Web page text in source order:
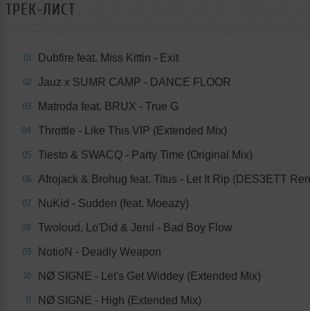
ТРЕК-ЛИСТ
01 Dubfire feat. Miss Kittin - Exit
02 Jauz x SUMR CAMP - DANCE FLOOR
03 Matroda feat. BRUX - True G
04 Throttle - Like This VIP (Extended Mix)
05 Tiesto & SWACQ - Party Time (Original Mix)
06 Afrojack & Brohug feat. Titus - Let It Rip (DES3ETT
07 NuKid - Sudden (feat. Moeazy)
08 Twoloud, Lo'Did & Jenil - Bad Boy Flow
09 NotioN - Deadly Weapon
10 NØ SIGNE - Let's Get Widdey (Extended Mix)
11 NØ SIGNE - High (Extended Mix)